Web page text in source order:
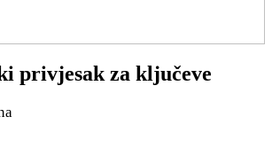
privjesak za ključeve